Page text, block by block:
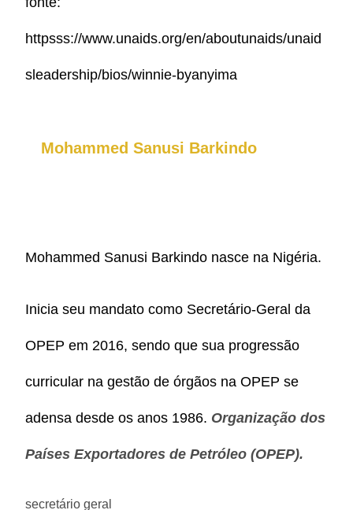
httpsss://www.unaids.org/en/aboutunaids/unaid
sleadership/bios/winnie-byanyima
Mohammed Sanusi Barkindo
Mohammed Sanusi Barkindo nasce na Nigéria.
Inicia seu mandato como Secretário-Geral da
OPEP em 2016, sendo que sua progressão
curricular na gestão de órgãos na OPEP se
adensa desde os anos 1986. Organização dos
Países Exportadores de Petróleo (OPEP).
secretário geral